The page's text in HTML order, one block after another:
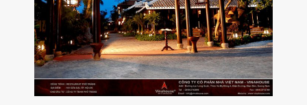
Become a pioneer company in the field of restoration,